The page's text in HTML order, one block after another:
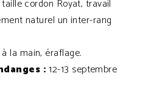
taille cordon Royat, travail
naturel un inter-rang
à la main, éraflage.
:12-13 septembre